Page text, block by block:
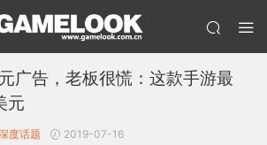
广告，老板很慌：这款手游最
元
度话题 2019-07-16